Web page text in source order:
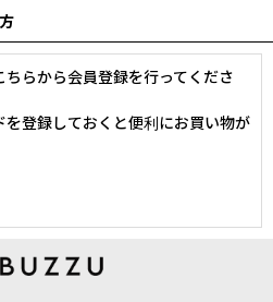
らから会員登録を行ってくださ
を登録しておくと便利にお買い物が